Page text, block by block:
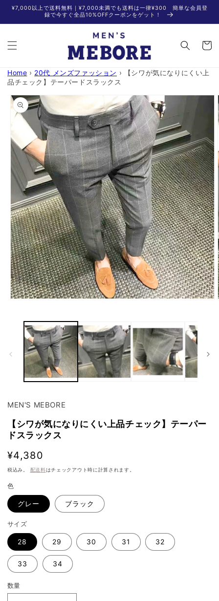
ンツに
¥7,000以上で送料無料｜¥7,000未満でも送料は一律¥300 簡単な会員登
録で今すぐ全品10%OFFクーポンをゲット！
ー
Home › 20代 メンズファッション ›
【シワが気になりにくい上
品チェック】テーパードスラックス
商品情
報にス
キップ
デ
く
MEN'S MEBORE
【シワが気になりにくい上品チェック】テーパー
ドスラックス
通
常
格
¥4,380
税込み。 配送料はチェックアウト時に計算されます。
色
グレー ブラック
サイズ
28 29 30 31 32
33 34
数量